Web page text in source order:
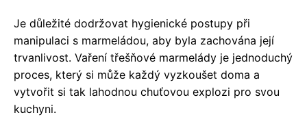
Je důležité dodržovat hygienické postupy při
manipulaci s marmeládou, aby byla zachována její
trvanlivost. Vaření třešňové marmelády je jednoduchý
proces, který si může každý vyzkoušet doma a
vytvořit si tak lahodnou chuťovou explozi pro svou
kuchyni.